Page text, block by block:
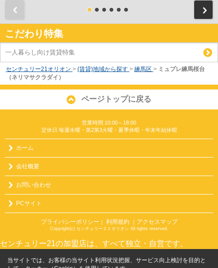
こだわり特集
一人暮らし向け賃貸特集
センチュリー21オリオン > (賃貸)地域から探す > 練馬区 > ミュプレ練馬桜台
（ネリマサクラダイ）
ページトップに戻る
営業時間:10:00～18:00
定休日:毎週水曜・第2第3火曜・夏季休暇・年末年始休暇
ホーム
会社概要
お問い合わせ
PCサイト
プライバシーポリシー 利用規約 ｜アクセスマップ
Copyright(c) センチュリー２１オリオン All rights reserved.
センチュリー21の加盟店は、すべて独立・自営です。
当サイトでは、お客様の当サイト利用状況把握、サービス向上検討を目的と